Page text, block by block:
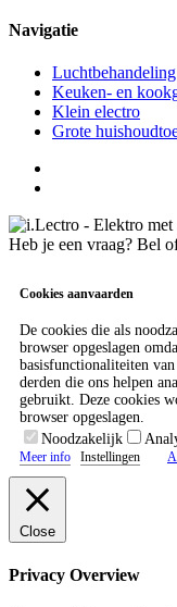
Navigatie
Luchtbehandeling
Keuken- en
Klein electro
Grote
Heb je een vraag? Bel
Cookies aanvaarden
De cookies die als
browser opgeslagen
basisfunctionaliteiten
derden die ons helpen
gebruikt. Deze cookies
browser opgeslagen.
Noodzakelijk
Meer info Instellingen
Close
Privacy Overview